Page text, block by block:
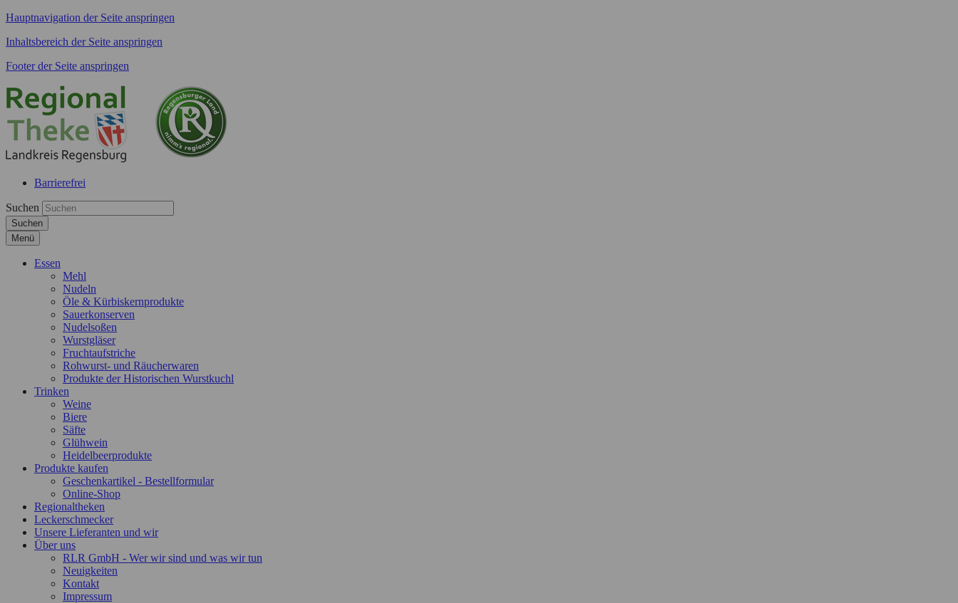
Hauptnavigation der Seite anspringen
Inhaltsbereich der Seite anspringen
Footer der Seite anspringen
Barrierefrei
Suchen
Suchen
Menü
Essen
Mehl
Nudeln
Öle & Kürbiskernprodukte
Sauerkonserven
Nudelsoßen
Wurstgläser
Fruchtaufstriche
Rohwurst- und Räucherwaren
Produkte der Historischen Wurstkuchl
Trinken
Weine
Biere
Säfte
Glühwein
Heidelbeerprodukte
Produkte kaufen
Geschenkartikel - Bestellformular
Online-Shop
Regionaltheken
Leckerschmecker
Unsere Lieferanten und wir
Über uns
RLR GmbH - Wer wir sind und was wir tun
Neuigkeiten
Kontakt
Impressum